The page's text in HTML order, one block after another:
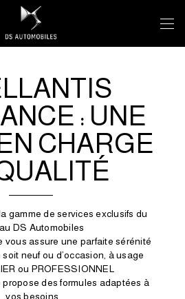
: UNE
CHARGE
gamme de services exclusifs du
DS Automobiles,
assure une parfaite sérénité.
neuf ou d’occasion, à usage
ou PROFESSIONNEL,
des formules adaptées à
vos besoins.